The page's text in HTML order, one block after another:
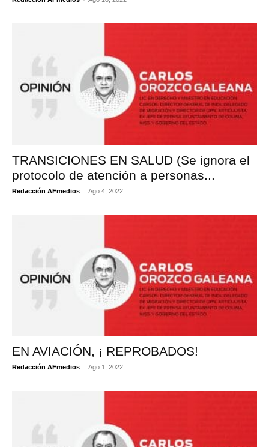
TRANSICIONES EN SALUD (Se ignora el
protocolo de atención a personas...
Redacción AFmedios - Ago 4, 2022
EN AVIACIÓN, ¡ REPROBADOS!
Redacción AFmedios - Ago 1, 2022